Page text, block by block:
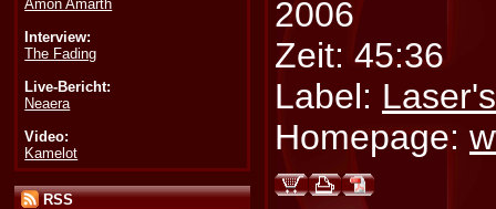
Amon Amarth
Interview:
The Fading
Live-Bericht:
Neaera
Video:
Kamelot
RSS
2006
Zeit: 45:36
Label:
Homepage: